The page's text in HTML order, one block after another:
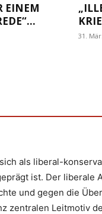
EINEM
31.
als liberal-
ist. Der liberale
und gegen die
zentralen Leitmotiv